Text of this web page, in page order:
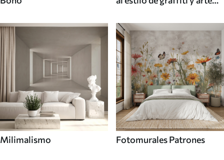
Milimalismo Fotomurales Patrones